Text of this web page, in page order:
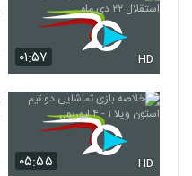
۰۱:۵۷ HD
۰۵:۵۵ HD